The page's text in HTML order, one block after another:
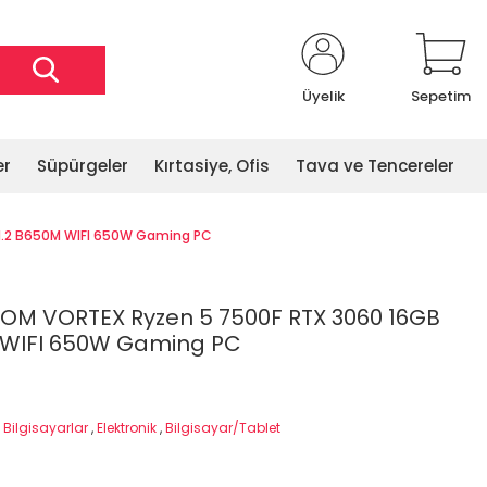
Üyelik Sepetim
Süpürgeler Kırtasiye, Ofis Tava ve Tencereler
B650M WIFI 650W Gaming PC
VORTEX Ryzen 5 7500F RTX 3060 16GB
650W Gaming PC
,Elektronik,Bilgisayar/Tablet